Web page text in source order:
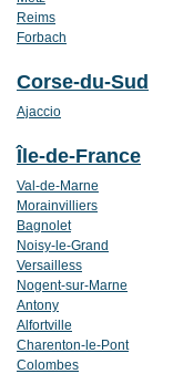
Reims
Forbach
Corse-du-Sud
Ajaccio
Île-de-France
Val-de-Marne
Morainvilliers
Bagnolet
Noisy-le-Grand
Versailless
Nogent-sur-Marne
Antony
Alfortville
Charenton-le-Pont
Colombes